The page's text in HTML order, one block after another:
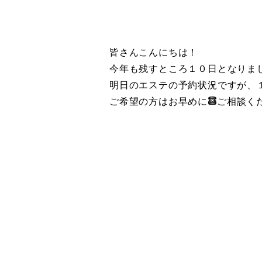
皆さんこんにちは！
今年も残すところ１０日となりま
明日のエステの予約状況ですが
ご希望の方はお早めに
ご相談く